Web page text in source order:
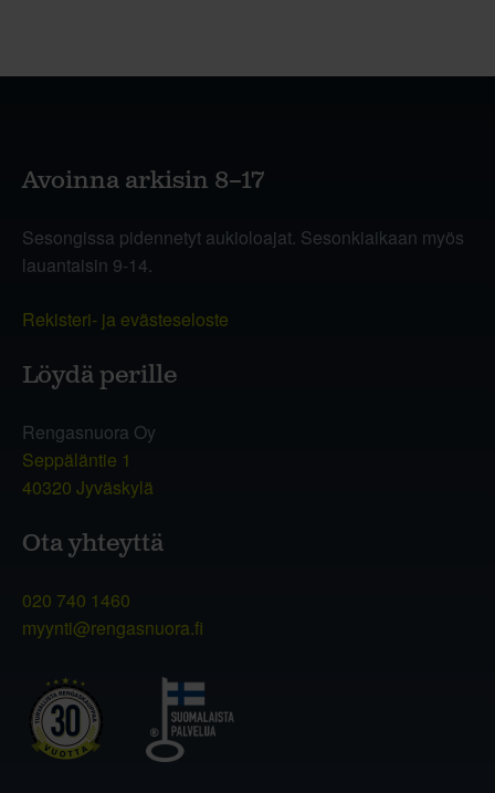
Avoinna arkisin 8–17
Sesongissa pidennetyt aukioloajat. Sesonkiaikaan myös
lauantaisin 9-14.
Rekisteri- ja evästeseloste
Löydä perille
Rengasnuora Oy
Seppäläntie 1
40320 Jyväskylä
Ota yhteyttä
020 740 1460
myynti@rengasnuora.fi